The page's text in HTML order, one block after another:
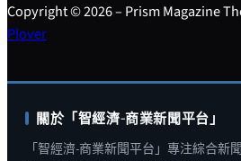
Copyright © 2026 – Prism Magazine
Plover
關於「智經濟-商業新聞平台」
「智經濟-商業新聞平台」專注綜合新